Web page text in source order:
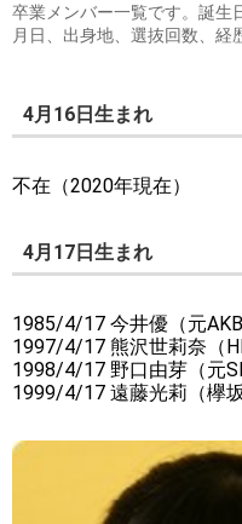
卒業メンバー一覧です。誕生
月日、出身地、選抜回数、経
4月16日生まれ
不在（2020年現在）
4月17日生まれ
1985/4/17 今井優（元
1997/4/17 熊沢世莉奈（
1998/4/17 野口由芽（元
1999/4/17 遠藤光莉（欅坂